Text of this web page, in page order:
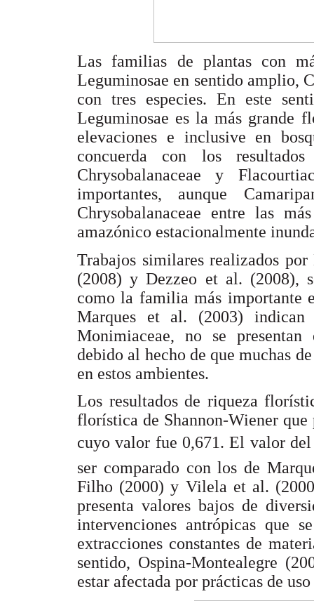
Las familias de plantas con
Leguminosae en sentido amplio,
con tres especies. En este
Leguminosae es la más grande
elevaciones e inclusive en
concuerda con los
Chrysobalanaceae y
importantes, aunque
Chrysobalanaceae entre las
amazónico estacionalmente
Trabajos similares realizados
(2008) y Dezzeo et al. (2008),
como la familia más importante
Marques et al. (2003) indican
Monimiaceae, no se
debido al hecho de que muchas
en estos ambientes.
Los resultados de riqueza
florística de Shannon-Wiener
cuyo valor fue 0,671. El valor del
ser comparado con los de
Filho (2000) y Vilela et al.
presenta valores bajos de
intervenciones antrópicas que
extracciones constantes de
sentido, Ospina-Montealegre
estar afectada por prácticas de